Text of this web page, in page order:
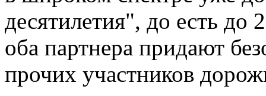
десятилетия", до есть до
оба партнера придают
прочих участников